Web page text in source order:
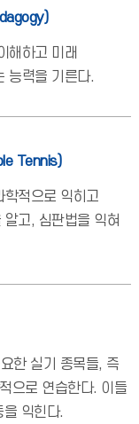
해하고 미래
능력을 기른다.
Tennis)
적으로 익히고
고, 심판법을 익혀
한 실기 종목들, 즉
으로 연습한다. 이들
익힌다.